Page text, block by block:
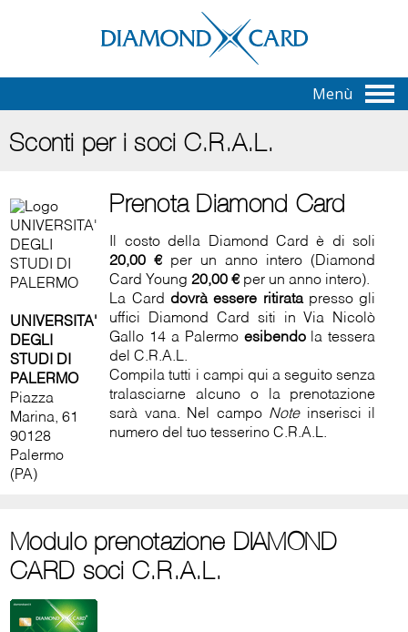
Menù
Sconti per i soci C.R.A.L.
UNIVERSITA'
DEGLI
STUDI DI
PALERMO
Piazza
Marina, 61
90128
Palermo
(PA)
Prenota Diamond Card
Il costo della Diamond Card è di soli
20,00 €per un anno intero (Diamond
Card Young20,00 €per un anno intero).
La Card dovrà essere ritiratapresso gli
uffici Diamond Card siti in Via Nicolò
Gallo 14 a Palermo esibendola tessera
del C.R.A.L.
Compila tutti i campi qui a seguito senza
tralasciarne alcuno o la prenotazione
sarà vana. Nel campo Noteinserisci il
numero del tuo tesserino C.R.A.L.
Modulo prenotazione DIAMOND
CARD soci C.R.A.L.